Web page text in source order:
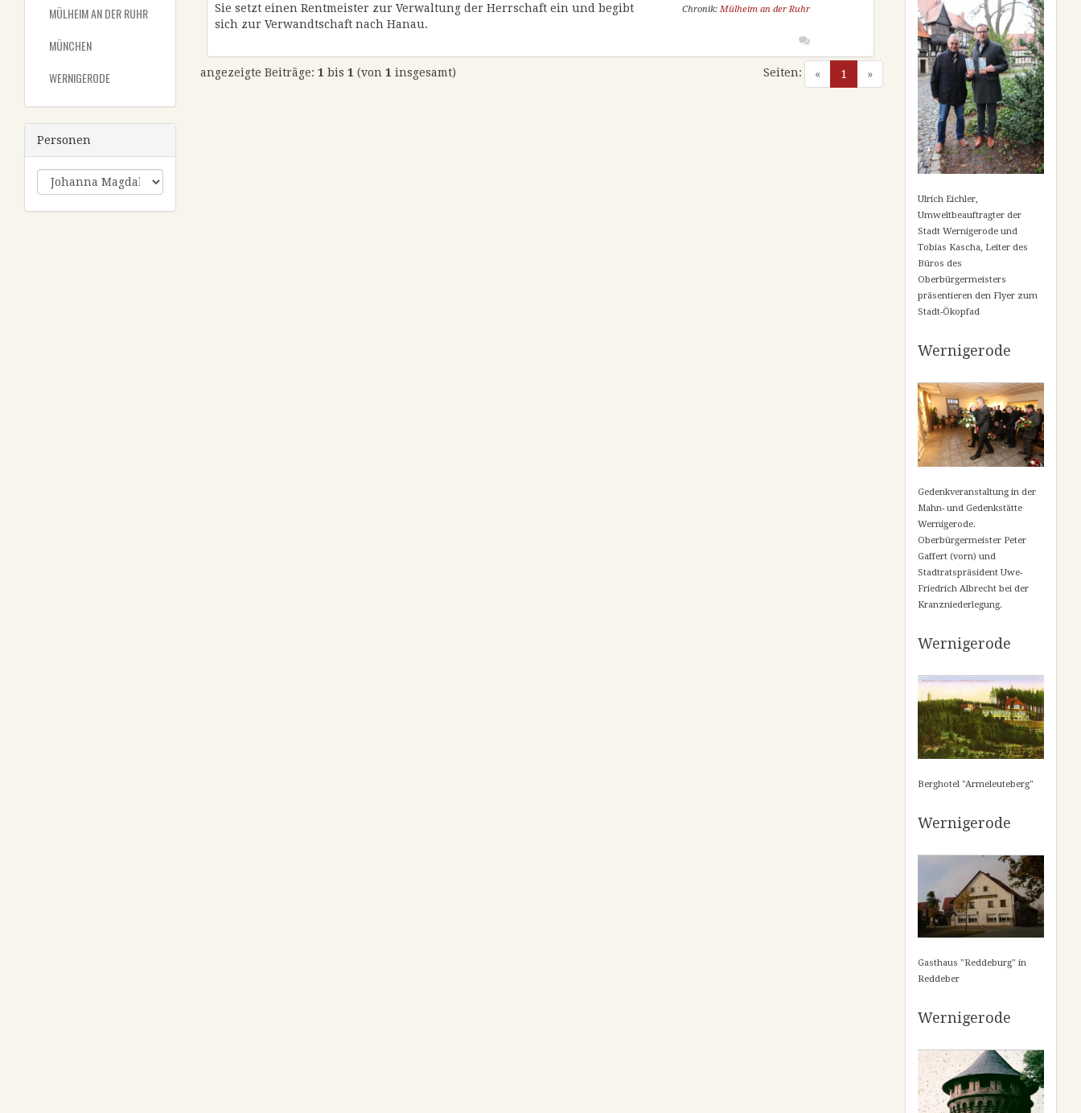
Sie setzt einen Rentmeister zur Verwaltung der Herrschaft ein und begibt
sich zur Verwandtschaft nach Hanau.
Chronik:Mülheim an der Ruhr
angezeigte Beiträge: 1 bis 1 (von 1 insgesamt) « 1 (current)
»
Seiten:
MÜLHEIM AN DER RUHR
MÜNCHEN
WERNIGERODE
Personen
Ulrich Eichler,
Umweltbeauftragter der
Stadt Wernigerode und
Tobias Kascha, Leiter des
Büros des
Oberbürgermeisters
präsentieren den Flyer zum
Stadt-Ökopfad
Wernigerode
Gedenkveranstaltung in der
Mahn- und Gedenkstätte
Wernigerode.
Oberbürgermeister Peter
Gaffert (vorn) und
Stadtratspräsident Uwe-
Friedrich Albrecht bei der
Kranzniederlegung.
Wernigerode
Berghotel "Armeleuteberg"
Wernigerode
Gasthaus "Reddeburg" in
Reddeber
Wernigerode